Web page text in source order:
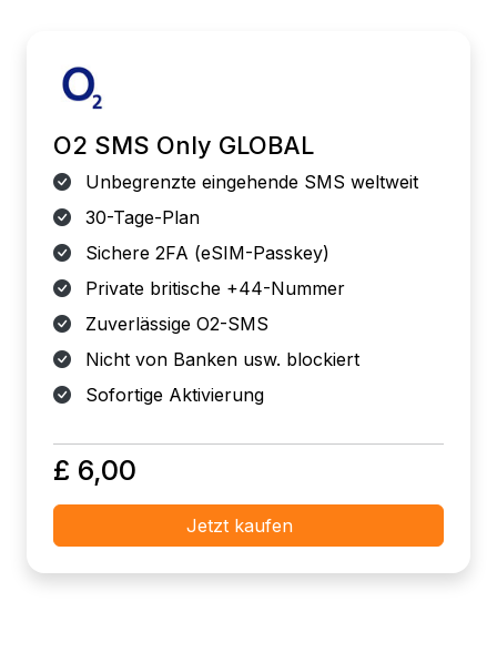
O2 SMS Only GLOBAL
Unbegrenzte eingehende SMS weltweit
30-Tage-Plan
Sichere 2FA (eSIM-Passkey)
Private britische +44-Nummer
Zuverlässige O2-SMS
Nicht von Banken usw. blockiert
Sofortige Aktivierung
£ 6,00
Jetzt kaufen